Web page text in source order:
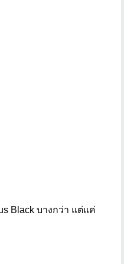
Black บางกว่า แต่แค่